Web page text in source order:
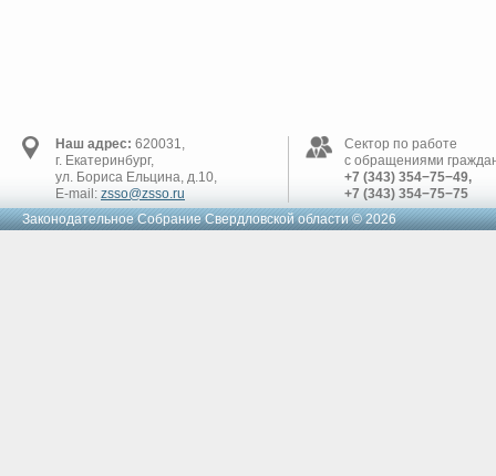
Наш адрес: 620031,
г. Екатеринбург,
ул. Бориса Ельцина, д.10,
E-mail: zsso@zsso.ru
Сектор по работе
с обращениями
+7 (343) 354−75−49,
+7 (343) 354−75−75
Законодательное Cобрание Свердловской области © 2026